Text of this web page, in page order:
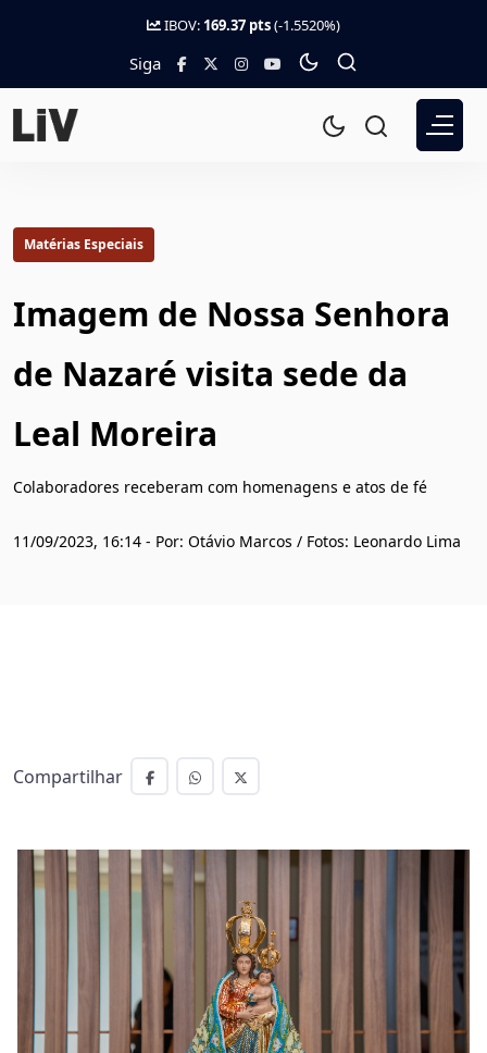
IBOV: 169.37 pts(-1.5520%)
Siga
Matérias Especiais
Imagem de Nossa Senhora
de Nazaré visita sede da
Leal Moreira
Colaboradores receberam com homenagens e atos de fé
11/09/2023, 16:14 - Por: Otávio Marcos / Fotos: Leonardo Lima
Compartilhar